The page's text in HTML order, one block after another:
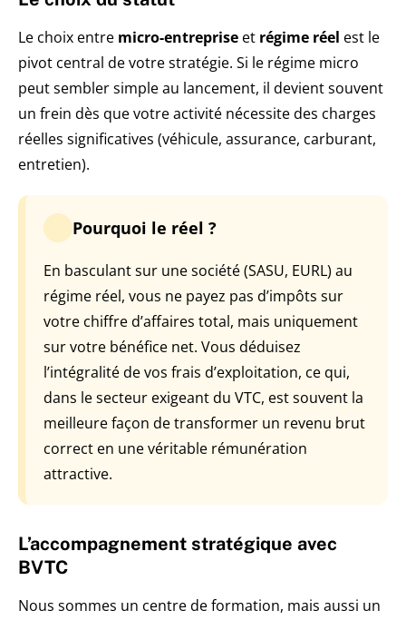
Le choix entre micro-entreprise et régime réel est le
pivot central de votre stratégie. Si le régime micro
peut sembler simple au lancement, il devient souvent
un frein dès que votre activité nécessite des charges
réelles significatives (véhicule, assurance, carburant,
entretien).
Pourquoi le réel ?
En basculant sur une société (SASU, EURL) au
régime réel, vous ne payez pas d’impôts sur
votre chiffre d’affaires total, mais uniquement
sur votre bénéfice net. Vous déduisez
l’intégralité de vos frais d’exploitation, ce qui,
dans le secteur exigeant du VTC, est souvent la
meilleure façon de transformer un revenu brut
correct en une véritable rémunération
attractive.
L’accompagnement stratégique avec
BVTC
Nous sommes un centre de formation, mais aussi un